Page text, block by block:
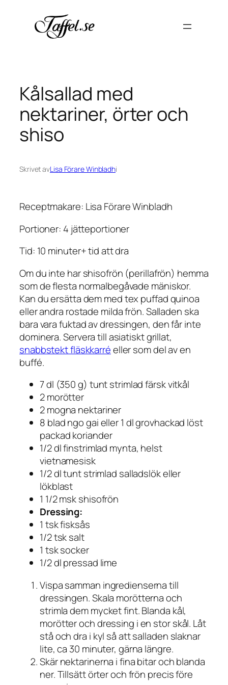
innehåll
Kålsallad med
nektariner, örter och
shiso
Skrivet avLisa Förare Winbladhi
Receptmakare: Lisa Förare Winbladh
Portioner: 4 jätteportioner
Tid: 10 minuter+ tid att dra
Om du inte har shisofrön (perillafrön) hemma
som de flesta normalbegåvade mäniskor.
Kan du ersätta dem med tex puffad quinoa
eller andra rostade milda frön. Salladen ska
bara vara fuktad av dressingen, den får inte
dominera. Servera till asiatiskt grillat,
snabbstekt fläskkarréeller som del av en
buffé.
7 dl (350 g) tunt strimlad färsk vitkål
2 morötter
2 mogna nektariner
8 blad ngo gai eller 1 dl grovhackad löst
packad koriander
1/2 dl finstrimlad mynta, helst
vietnamesisk
1/2 dl tunt strimlad salladslök eller
lökblast
1 1/2 msk shisofrön
Dressing:
1 tsk fisksås
1/2 tsk salt
1 tsk socker
1/2 dl pressad lime
Vispa samman ingredienserna till
dressingen. Skala morötterna och
strimla dem mycket fint. Blanda kål,
morötter och dressing i en stor skål. Låt
stå och dra i kyl så att salladen slaknar
lite, ca 30 minuter, gärna längre.
Skär nektarinerna i fina bitar och blanda
ner. Tillsätt örter och frön precis före